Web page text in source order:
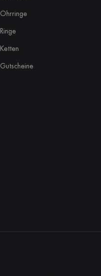
Ohrringe
Ringe
Ketten
Gutscheine